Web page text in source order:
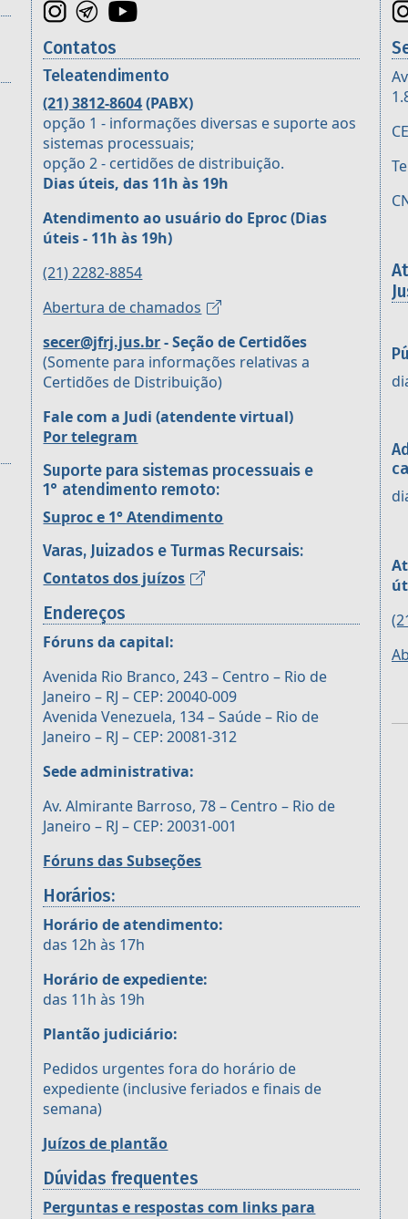
Contatos
Teleatendimento
(21) 3812-8604(PABX)
opção 1 - informações diversas e suporte aos
sistemas processuais;
opção 2 - certidões de distribuição.
Dias úteis, das 11h às 19h
Atendimento ao usuário do Eproc (Dias
úteis - 11h às 19h)
(21) 2282-8854
Abertura de chamados
secer@jfrj.jus.br- Seção de Certidões
(Somente para informações relativas a
Certidões de Distribuição)
Fale com a Judi (atendente virtual)
Por telegram
Suporte para sistemas processuais e
1° atendimento remoto:
Suproc e 1° Atendimento
Varas, Juizados e Turmas Recursais:
Contatos dos juízos
Endereços
Fóruns da capital:
Avenida Rio Branco, 243 – Centro – Rio de
Janeiro – RJ – CEP: 20040-009
Avenida Venezuela, 134 – Saúde – Rio de
Janeiro – RJ – CEP: 20081-312
Sede administrativa:
Av. Almirante Barroso, 78 – Centro – Rio de
Janeiro – RJ – CEP: 20031-001
Fóruns das Subseções
Horários:
Horário de atendimento:
das 12h às 17h
Horário de expediente:
das 11h às 19h
Plantão judiciário:
Pedidos urgentes fora do horário de
expediente (inclusive feriados e finais de
semana)
Juízos de plantão
Dúvidas frequentes
Perguntas e respostas com links para